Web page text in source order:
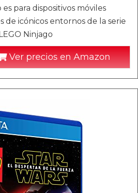
para dispositivos móviles
de icónicos entornos de la serie
Ninjago
Ver precios en Amazon